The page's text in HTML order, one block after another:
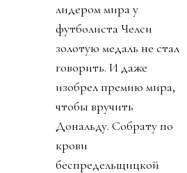
лидером мира у
футболиста Челси
золотую медаль не стал
говорить. И даже
изобрел премию мира,
чтобы вручить
Дональду. Собрату по
крови
беспредельщицкой